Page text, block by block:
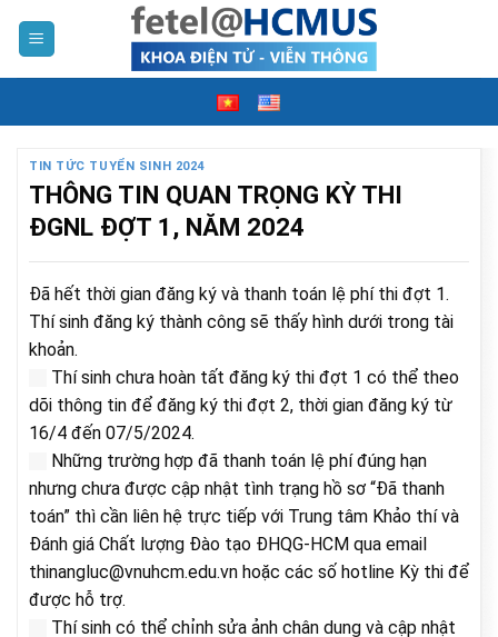
TIN TỨC TUYỂN SINH 2024
THÔNG TIN QUAN TRỌNG KỲ THI
ĐGNL ĐỢT 1, NĂM 2024
Đã hết thời gian đăng ký và thanh toán lệ phí thi đợt 1.
Thí sinh đăng ký thành công sẽ thấy hình dưới trong tài
khoản.
Thí sinh chưa hoàn tất đăng ký thi đợt 1 có thể theo
dõi thông tin để đăng ký thi đợt 2, thời gian đăng ký từ
16/4 đến 07/5/2024.
Những trường hợp đã thanh toán lệ phí đúng hạn
nhưng chưa được cập nhật tình trạng hồ sơ “Đã thanh
toán” thì cần liên hệ trực tiếp với Trung tâm Khảo thí và
Đánh giá Chất lượng Đào tạo ĐHQG-HCM qua email
thinangluc@vnuhcm.edu.vn hoặc các số hotline Kỳ thi để
được hỗ trợ.
Thí sinh có thể chỉnh sửa ảnh chân dung và cập nhật